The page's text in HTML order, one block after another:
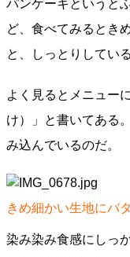
パンケーキというと
ど、食べてみるとき
と、しっとりしている
よく見るとメニュー
け）」と書いてある
み込んでいるのだ。
きめ細かい生地にバ
染み染み食感にしっ